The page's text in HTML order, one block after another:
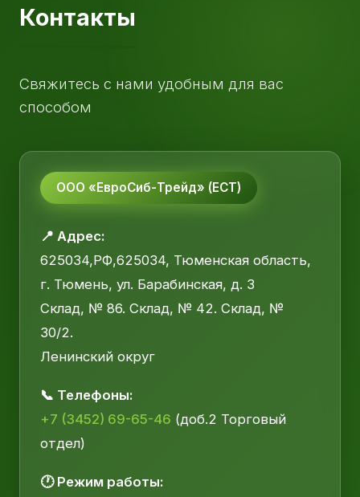
Контакты
Свяжитесь с нами удобным для вас
способом
ООО «ЕвроСиб-Трейд» (ЕСТ)
📍 Адрес:
625034,РФ,625034, Тюменская область,
г. Тюмень, ул. Барабинская, д. 3
Склад, № 86. Склад, № 42. Склад, №
30/2.
Ленинский округ
📞 Телефоны:
+7 (3452) 69-65-46 (доб.2 Торговый
отдел)
🕐 Режим работы: